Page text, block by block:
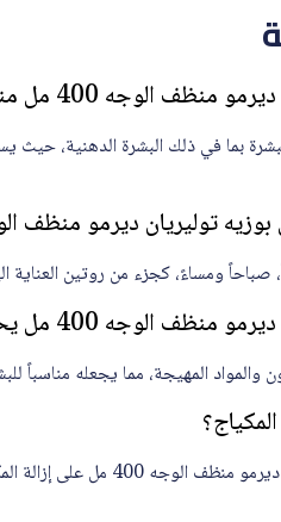
مل مناسب للبشرة الدهنية؟
بما في ذلك البشرة الدهنية، حيث
ديرمو منظف الوجه 400 مل
ومساءً، كجزء من روتين العناية
يحتوي على عطور أو مواد مهيجة؟
والمواد المهيجة، مما يجعله مناسباً
نعم، يعمل لاروش بوزيه